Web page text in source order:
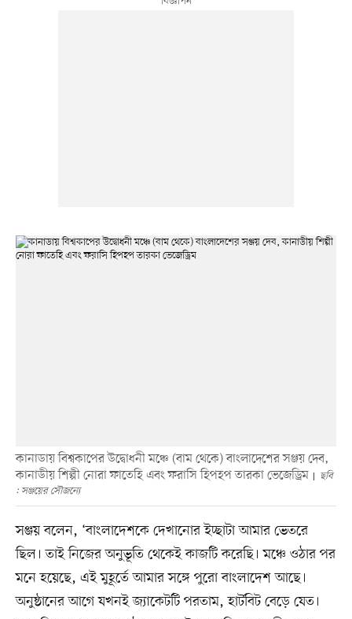
কানাডায় বিশ্বকাপের উদ্বোধনী মঞ্চে (বাম থেকে) বাংলাদেশের সঞ্জয় দেব,
কানাডীয় শিল্পী নোরা ফাতেহি এবং ফরাসি হিপহপ তারকা ভেজেড্রিম
ছবি
: সঞ্জয়ের সৌজন্যে
সঞ্জয় বলেন, ‘বাংলাদেশকে দেখানোর ইচ্ছাটা আমার ভেতরে
ছিল। তাই নিজের অনুভূতি থেকেই কাজটি করেছি। মঞ্চে ওঠার পর
মনে হয়েছে, এই মুহূর্তে আমার সঙ্গে পুরো বাংলাদেশ আছে।
অনুষ্ঠানের আগে যখনই জ্যাকেটটি পরতাম, হার্টবিট বেড়ে যেত।